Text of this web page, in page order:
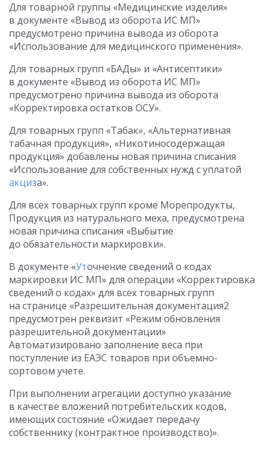
Для товарной группы «Медицинские изделия»
в документе «Вывод из оборота ИС МП»
предусмотрено причина вывода из оборота
«Использование для медицинского применения».
Для товарных групп «БАДы» и «Антисептики»
в документе «Вывод из оборота ИС МП»
предусмотрено причина вывода из оборота
«Корректировка остатков ОСУ».
Для товарных групп «Табак», «Альтернативная
табачная продукция», «Никотиносодержащая
продукция» добавлены новая причина списания
«Использование для собственных нужд с уплатой
акциза».
Для всех товарных групп кроме Морепродукты,
Продукция из натурального меха, предусмотрена
новая причина списания «Выбытие
до обязательности маркировки».
В документе «Уточнение сведений о кодах
маркировки ИС МП» для операции «Корректировка
сведений о кодах» для всех товарных групп
на странице «Разрешительная документация2
предусмотрен реквизит «Режим обновления
разрешительной документации»
Автоматизировано заполнение веса при
поступление из ЕАЭС товаров при объемно-
сортовом учете.
При выполнении агрегации доступно указание
в качестве вложений потребительских кодов,
имеющих состояние «Ожидает передачу
собственнику (контрактное производство)».